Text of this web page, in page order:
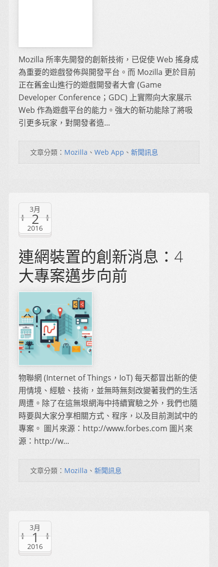
Mozilla 所率先開發的創新技術，已促使 Web 搖身成
為重要的遊戲發佈與開發平台。而 Mozilla 更於目前
正在舊金山進行的遊戲開發者大會 (Game
Developer Conference；GDC) 上實際向大家展示
Web 作為遊戲平台的能力。強大的新功能除了將吸
引更多玩家，對開發者造...
文章分類： Mozilla 、 Web App 、 新聞訊息
3月
2
2016
連網裝置的創新消息：4
大專案邁步向前
物聯網 (Internet of Things，IoT) 每天都冒出新的使
用情境、經驗、技術，並無時無刻改變著我們的生活
周遭。除了在這無垠網海中持續實驗之外，我們也隨
時要與大家分享相關方式、程序，以及目前測試中的
專案。 圖片來源：http://www.forbes.com 圖片來
源：http://w...
文章分類： Mozilla 、 新聞訊息
3月
1
2016